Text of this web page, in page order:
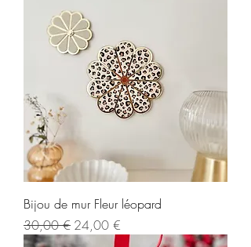
Bijou de mur Fleur léopard
Prix original
30,00 € Prix promotionnel
24,00 €